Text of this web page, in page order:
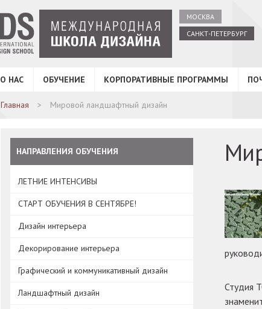
МОСКВА
САНКТ-ПЕТЕРБУРГ
О НАС ОБУЧЕНИЕ КОРПОРАТИВНЫЕ ПРОГРАММЫ
Главная Мировой ландшафтный дизайн
НАПРАВЛЕНИЯ ОБУЧЕНИЯ
ЛЕТНИЕ ИНТЕНСИВЫ
СТАРТ ОБУЧЕНИЯ В СЕНТЯБРЕ!
Дизайн интерьера
Декорирование интерьера
Графический и коммуникативный дизайн
Ландшафтный дизайн
Студия